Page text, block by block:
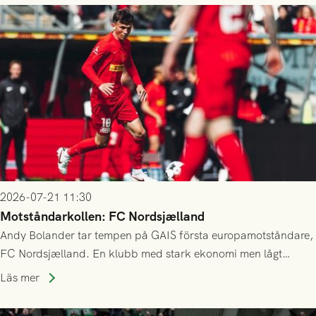
2026-07-21 11:30
Motståndarkollen: FC Nordsjælland
Andy Bolander tar tempen på GAIS första europamotståndare,
FC Nordsjælland. En klubb med stark ekonomi men lågt
publiksnitt, ett lag med både kollektiv styrka och individuell
Läs mer